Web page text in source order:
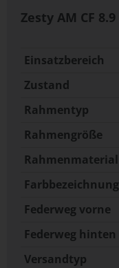
Zesty AM CF 8.9
Einsatzbereich
Zustand
Rahmentyp
Rahmengröße
Rahmenmaterial
Farbbezeichnung
Federweg vorne
Federweg hinten
Versandtyp